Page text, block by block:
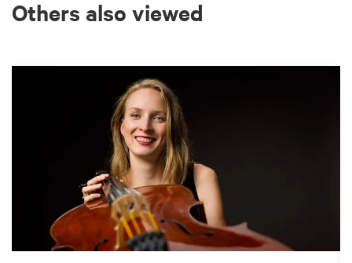
Others also viewed